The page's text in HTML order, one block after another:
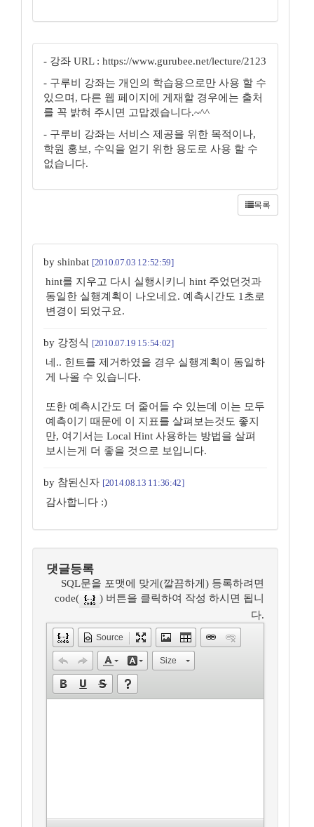
- 강좌 URL : https://www.gurubee.net/lecture/2123
- 구루비 강좌는 개인의 학습용으로만 사용 할 수
있으며, 다른 웹 페이지에 게재할 경우에는 출처
를 꼭 밝혀 주시면 고맙겠습니다.~^^
- 구루비 강좌는 서비스 제공을 위한 목적이나,
학원 홍보, 수익을 얻기 위한 용도로 사용 할 수
없습니다.
목록
by shinbat [2010.07.03 12:52:59]
hint를 지우고 다시 실행시키니 hint 주었던것과
동일한 실행계획이 나오네요. 예측시간도 1초로
변경이 되었구요.
by 강정식 [2010.07.19 15:54:02]
네.. 힌트를 제거하였을 경우 실행계획이 동일하
게 나올 수 있습니다.
또한 예측시간도 더 줄어들 수 있는데 이는 모두
예측이기 때문에 이 지표를 살펴보는것도 좋지
만, 여기서는 Local Hint 사용하는 방법을 살펴
보시는게 더 좋을 것으로 보입니다.
by 참된신자 [2014.08.13 11:36:42]
감사합니다 :)
댓글등록
SQL문을 포맷에 맞게(깔끔하게) 등록하려면
code(
) 버튼을 클릭하여 작성 하시면 됩니
다.
Source
Size